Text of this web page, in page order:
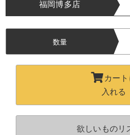
福岡博多店
数量
カー
入れる
欲しいものリ